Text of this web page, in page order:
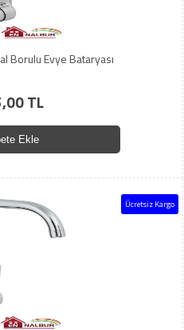
Borulu Evye Bataryası
TL
Ekle
Ücretsiz Kargo